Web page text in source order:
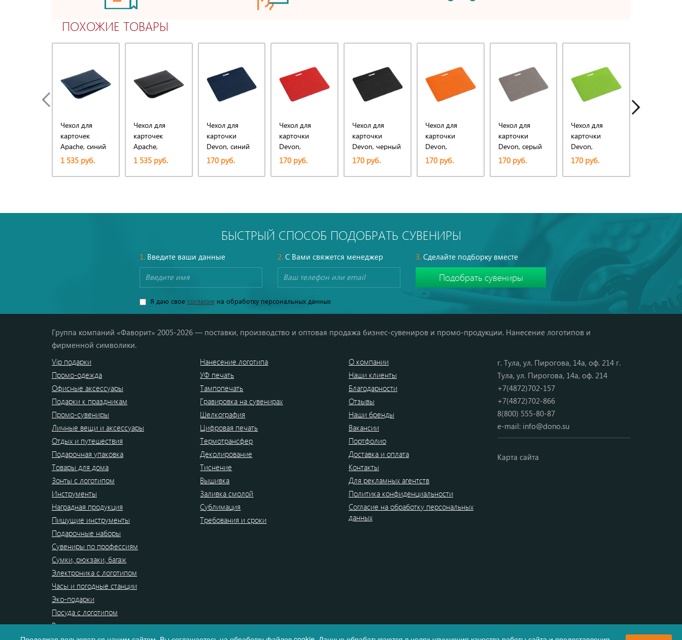
ПОХОЖИЕ ТОВАРЫ
Чехол для
карточек
Apache, синий
1 535 руб.
Чехол для
карточек
Apache,
черный
1 535 руб.
Чехол для
карточки
Devon, синий
170 руб.
Чехол для
карточки
Devon,
красный
170 руб.
Чехол для
карточки
Devon, черный
170 руб.
Чехол для
карточки
Devon,
оранжевый
170 руб.
Чехол для
карточки
Devon, серый
170 руб.
Чехол для
карточки
Devon,
зеленый
170 руб.
БЫСТРЫЙ СПОСОБ ПОДОБРАТЬ СУВЕНИРЫ
1.Введите ваши данные 2.С Вами свяжется менеджер 3. Сделайте подборку вместе
Я даю свое согласиена обработку персональных данных
Группа компаний «Фаворит» 2005-2026 — поставки, производство и оптовая продажа бизнес-сувениров и промо-продукции. Нанесение логотипов и
фирменной символики.
Vip подарки
Промо-одежда
Офисные аксессуары
Подарки к праздникам
Промо-сувениры
Личные вещи и аксессуары
Отдых и путешествия
Подарочная упаковка
Товары для дома
Зонты с логотипом
Инструменты
Наградная продукция
Пишущие инструменты
Подарочные наборы
Сувениры по профессиям
Сумки, рюкзаки, багаж
Электроника с логотипом
Часы и погодные станции
Эко-подарки
Посуда с логотипом
Распродажа
Нанесение логотипа
УФ печать
Тампопечать
Гравировка на сувенирах
Шелкография
Цифровая печать
Термотрансфер
Деколирование
Тиснение
Вышивка
Заливка смолой
Сублимация
Требования и сроки
О компании
Наши клиенты
Благодарности
Отзывы
Наши бренды
Вакансии
Портфолио
Доставка и оплата
Контакты
Для рекламных агентств
Политика конфиденциальности
Согласие на обработку персональных
данных
г. Тула, ул. Пирогова, 14а, оф. 214 г.
Тула, ул. Пирогова, 14а, оф. 214
+7(4872)702-157
+7(4872)702-866
8(800) 555-80-87
e-mail: info@dono.su
Карта сайта